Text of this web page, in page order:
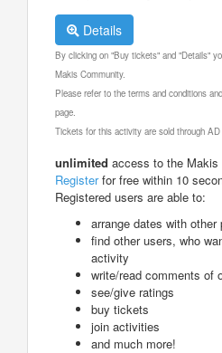
Details
By clicking on "Buy tickets" and "Details"
Makis Community.
Please refer to the terms and conditions
page.
Tickets for this activity are sold through
unlimited access to the Makis
Registerfor free within 10
Registered users are able to:
arrange dates with other
find other users, who
activity
write/read comments of
see/give ratings
buy tickets
join activities
and much more!